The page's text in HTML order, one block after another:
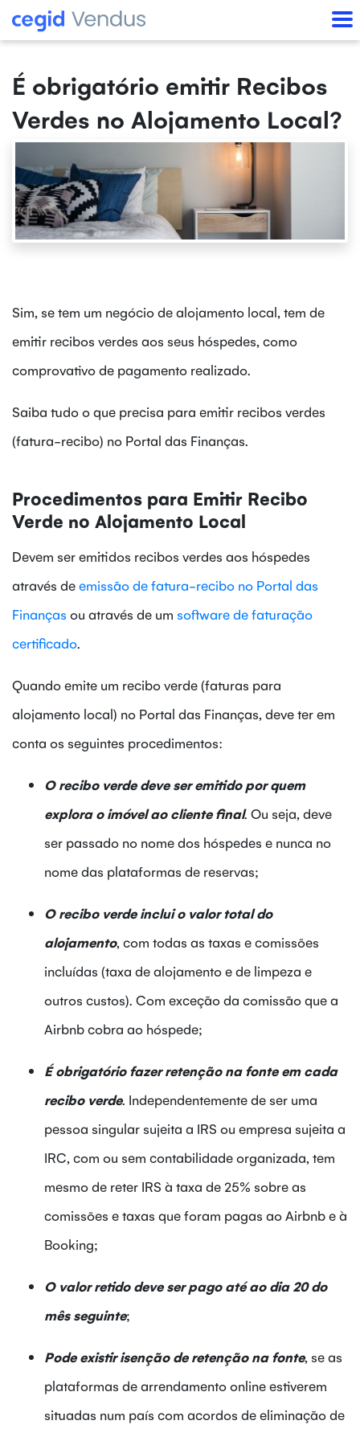
É obrigatório emitir Recibos
Verdes no Alojamento Local?
Sim, se tem um negócio de alojamento local, tem de
emitir recibos verdes aos seus hóspedes, como
comprovativo de pagamento realizado.
Saiba tudo o que precisa para emitir recibos verdes
(fatura-recibo) no Portal das Finanças.
Procedimentos para Emitir Recibo
Verde no Alojamento Local
Devem ser emitidos recibos verdes aos hóspedes
através deemissão de fatura-recibo no Portal das
Finanças ou através de um software de faturação
certificado.
Quando emite um recibo verde (faturas para
alojamento local) no Portal das Finanças, deve ter em
conta os seguintes procedimentos:
O recibo verde deve ser emitido por quem
explora o imóvel ao cliente final. Ou seja, deve
ser passado no nome dos hóspedes e nunca no
nome das plataformas de reservas;
O recibo verde inclui o valor total do
alojamento, com todas as taxas e comissões
incluídas (taxa de alojamento e de limpeza e
outros custos). Com exceção da comissão que a
Airbnb cobra ao hóspede;
É obrigatório fazer retenção na fonte em cada
recibo verde. Independentemente de ser uma
pessoa singular sujeita a IRS ou empresa sujeita a
IRC, com ou sem contabilidade organizada, tem
mesmo de reter IRS à taxa de 25% sobre as
comissões e taxas que foram pagas ao Airbnb e à
Booking;
O valor retido deve ser pago até ao dia 20 do
mês seguinte;
Pode existir isenção de retenção na fonte, se as
plataformas de arrendamento online estiverem
situadas num país com acordos de eliminação de